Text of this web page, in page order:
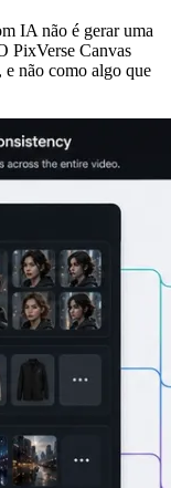
IA não é gerar uma
PixVerse Canvas
e não como algo que